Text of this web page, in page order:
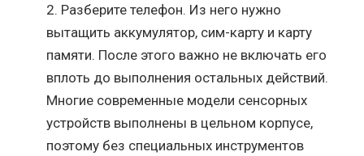
Разберите телефон. Из него нужно
вытащить аккумулятор, сим-карту и карту
памяти. После этого важно не включать его
вплоть до выполнения остальных действий.
Многие современные модели сенсорных
устройств выполнены в цельном корпусе,
поэтому без специальных инструментов